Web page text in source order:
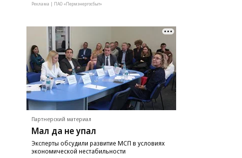
Реклама | ПАО «Пермэнергосбыт»
Партнерский материал
Мал да не упал
Эксперты обсудили развитие МСП в условиях
экономической нестабильности